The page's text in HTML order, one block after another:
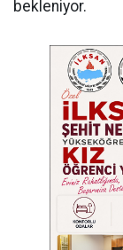
bekleniyor.